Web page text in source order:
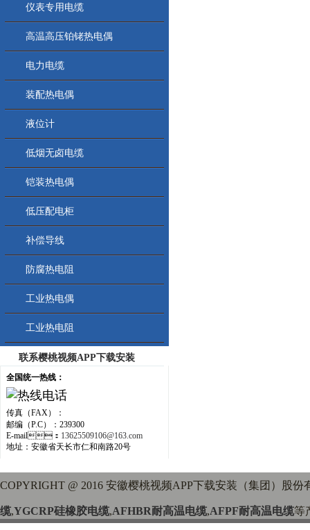
仪表专用电缆
高温高压铂铑热电偶
电力电缆
装配热电偶
液位计
低烟无卤电缆
铠装热电偶
低压配电柜
补偿导线
防腐热电阻
工业热电偶
工业热电阻
联系樱桃视频APP下载安装
全国统一热线：
传真（FAX）：
邮编（P.C）：239300
E-mail： 13625509106@163.com
地址：安徽省天长市仁和南路20号
COPYRIGHT @ 2016 安徽樱桃视频APP下载安装（集团）股份
缆,YGCRP硅橡胶电缆,AFHBR耐高温电缆,AFPF耐高温电缆